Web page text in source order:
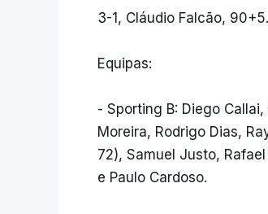
3-1, Cláudio Falcão, 90+5.
Equipas:
- Sporting B: Diego
Moreira, Rodrigo Dias,
72), Samuel Justo,
e Paulo Cardoso.